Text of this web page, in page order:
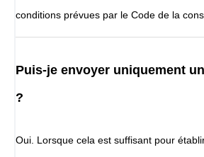
conditions prévues par le Code de la
Puis-je envoyer uniquement
?
Oui. Lorsque cela est suffisant pour